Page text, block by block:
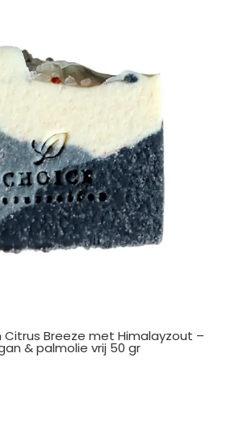
Breeze met Himalayzout –
& palmolie vrij 50 gr